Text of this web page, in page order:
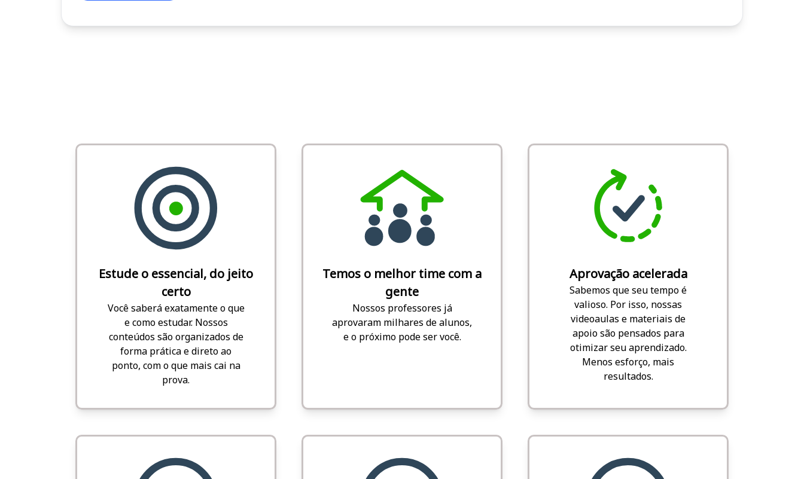
Estude o essencial, do jeito
certo
Você saberá exatamente o que
e como estudar. Nossos
conteúdos são organizados de
forma prática e direto ao
ponto, com o que mais cai na
prova.
Temos o melhor time com a
gente
Nossos professores já
aprovaram milhares de alunos,
e o próximo pode ser você.
Aprovação acelerada
Sabemos que seu tempo é
valioso. Por isso, nossas
videoaulas e materiais de
apoio são pensados para
otimizar seu aprendizado.
Menos esforço, mais
resultados.